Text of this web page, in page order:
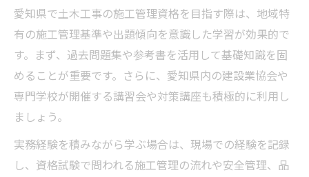
愛知県で土木工事の施工管理資格を目指す際は、地域特
有の施工管理基準や出題傾向を意識した学習が効果的で
す。まず、過去問題集や参考書を活用して基礎知識を固
めることが重要です。さらに、愛知県内の建設業協会や
専門学校が開催する講習会や対策講座も積極的に利用し
ましょう。
実務経験を積みながら学ぶ場合は、現場での経験を記録
し、資格試験で問われる施工管理の流れや安全管理、品